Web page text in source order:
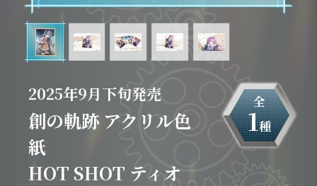
2025年9月下旬発売
創の軌跡 アクリル色
紙
HOT SHOT ティオ
全
1種